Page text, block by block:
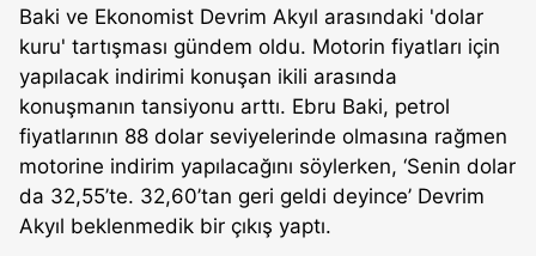
Baki ve Ekonomist Devrim Akyıl arasındaki 'dolar
kuru' tartışması gündem oldu. Motorin fiyatları için
yapılacak indirimi konuşan ikili arasında
konuşmanın tansiyonu arttı. Ebru Baki, petrol
fiyatlarının 88 dolar seviyelerinde olmasına rağmen
motorine indirim yapılacağını söylerken, ‘Senin dolar
da 32,55’te. 32,60’tan geri geldi deyince’ Devrim
Akyıl beklenmedik bir çıkış yaptı.